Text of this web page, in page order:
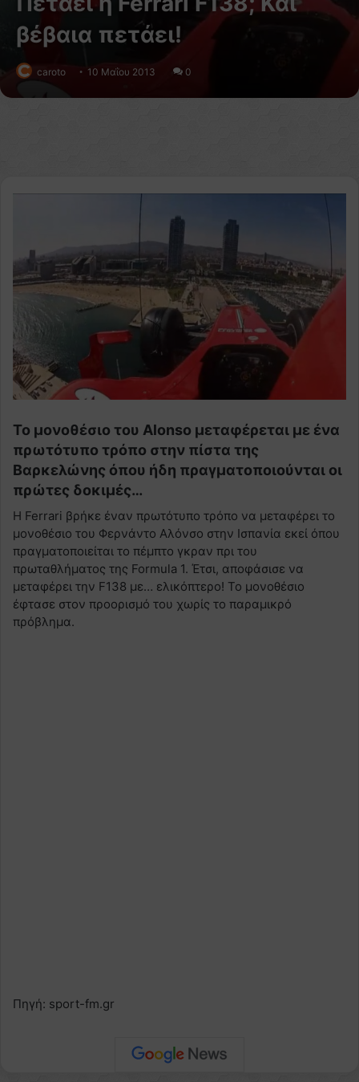
βέβαια πετάει!
caroto 10 Μαΐου 2013 0
Το μονοθέσιο του Alonso μεταφέρεται με ένα
πρωτότυπο τρόπο στην πίστα της
Βαρκελώνης όπου ήδη πραγματοποιούνται οι
πρώτες δοκιμές…
Η Ferrari βρήκε έναν πρωτότυπο τρόπο να μεταφέρει το
μονοθέσιο του Φερνάντο Αλόνσο στην Ισπανία εκεί όπου
πραγματοποιείται το πέμπτο γκραν πρι του
πρωταθλήματος της Formula 1. Έτσι, αποφάσισε να
μεταφέρει την F138 με… ελικόπτερο! Το μονοθέσιο
έφτασε στον προορισμό του χωρίς το παραμικρό
πρόβλημα.
Πηγή: sport-fm.gr